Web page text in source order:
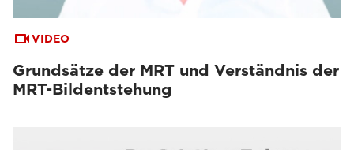
VIDEO
Grundsätze der MRT und Verständnis der
MRT-Bildentstehung